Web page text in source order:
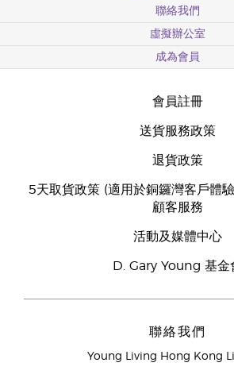
聯絡我們
虛擬辦公室
成為會員
會員註冊
送貨服務政策
退貨政策
5天取貨政策 (適用於銅鑼灣客戶體
顧客服務
活動及媒體中心
D. Gary Young 基金
聯絡我們
Young Living Hong Kong